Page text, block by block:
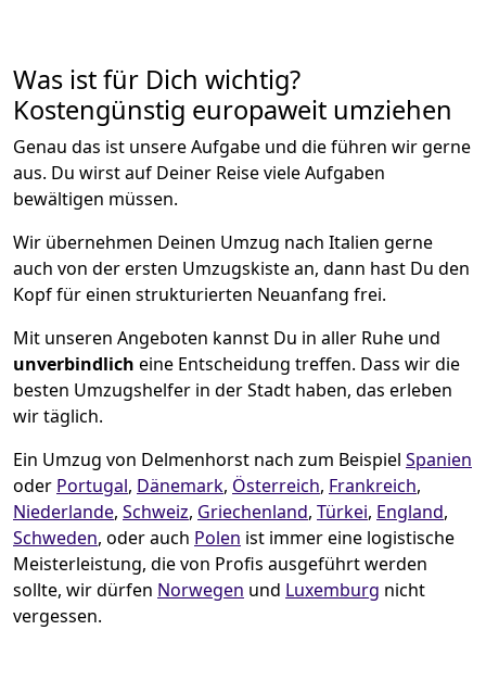
Was ist für Dich wichtig?
Kostengünstig europaweit umziehen
Genau das ist unsere Aufgabe und die führen wir gerne
aus. Du wirst auf Deiner Reise viele Aufgaben
bewältigen müssen.
Wir übernehmen Deinen Umzug nach Italien gerne
auch von der ersten Umzugskiste an, dann hast Du den
Kopf für einen strukturierten Neuanfang frei.
Mit unseren Angeboten kannst Du in aller Ruhe und
unverbindlich eine Entscheidung treffen. Dass wir die
besten Umzugshelfer in der Stadt haben, das erleben
wir täglich.
Ein Umzug von Delmenhorst nach zum Beispiel Spanien
oder Portugal, Dänemark, Österreich, Frankreich,
Niederlande, Schweiz, Griechenland, Türkei, England,
Schweden, oder auch Polen ist immer eine logistische
Meisterleistung, die von Profis ausgeführt werden
sollte, wir dürfen Norwegen und Luxemburg nicht
vergessen.